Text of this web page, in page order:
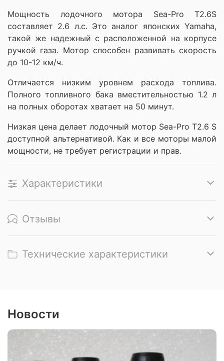
Мощность лодочного мотора Sea-Pro T2.6S
составляет 2.6 л.с. Это аналог японских Yamaha,
такой же надежный с расположенной на корпусе
ручкой газа. Мотор способен развивать скорость
до 10-12 км/ч.
Отличается низким уровнем расхода топлива.
Полного топливного бака вместительностью 1.2 л
на полных оборотах хватает на 50 минут.
Низкая цена делает лодочный мотор Sea-Pro T2.6 S
доступной альтернативой. Как и все моторы малой
мощности, не требует регистрации и прав.
Характеристики
Отзывы
Технические характеристики
Новости